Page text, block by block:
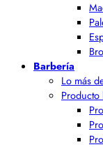
Barbería
Lo más